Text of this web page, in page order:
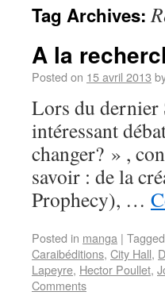
Tag Archives:
A la
Posted on 15 avril 2013
Lors du dernier
intéressant
changer? » ,
savoir : de la
Prophecy), …
Posted in manga | Tagged
Caraibéditions, City Hall,
Lapeyre, Hector Poullet,
Comments